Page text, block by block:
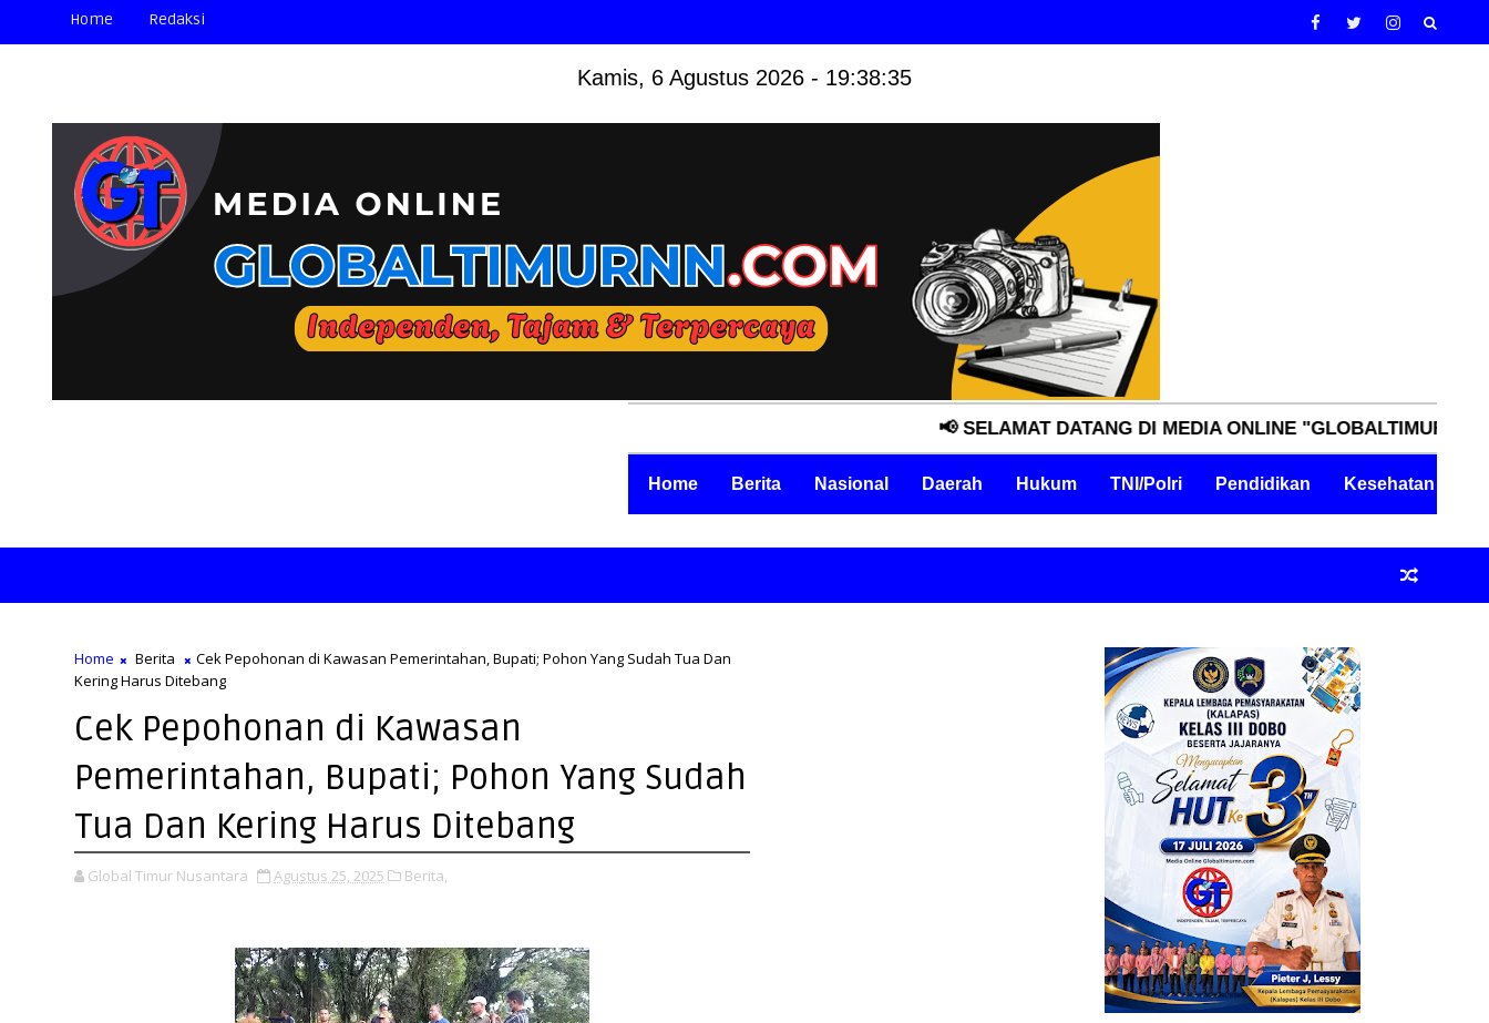
Home Redaksi
Kamis, 6 Agustus 2026 - 19:38:36
📢 SELAMAT DATANG DI MEDIA ONLINE "GLOBALTIMURNN.COM"
Home Berita Nasional Daerah Hukum TNI/Polri Pendidikan Kesehatan
Home Berita
Cek Pepohonan di Kawasan Pemerintahan, Bupati; Pohon Yang Sudah Tua Dan
Kering Harus Ditebang
Cek Pepohonan di Kawasan
Pemerintahan, Bupati; Pohon Yang Sudah
Tua Dan Kering Harus Ditebang
Global Timur Nusantara Agustus 25, 2025 Berita,